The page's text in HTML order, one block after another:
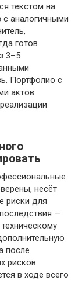
текстом на
с аналогичными
готов
3–5
Портфолио с
актов
несёт
риски для
—
после
рисков
в ходе всего